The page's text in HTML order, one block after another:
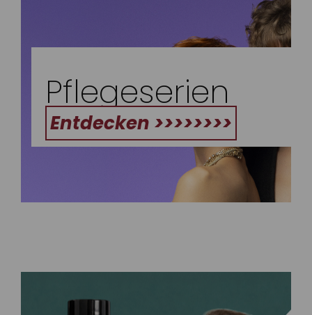
Pflegeserien
Entdecken >>>>>>>>